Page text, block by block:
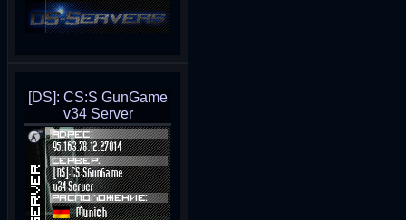
[DS]: CS:S GunGame
v34 Server